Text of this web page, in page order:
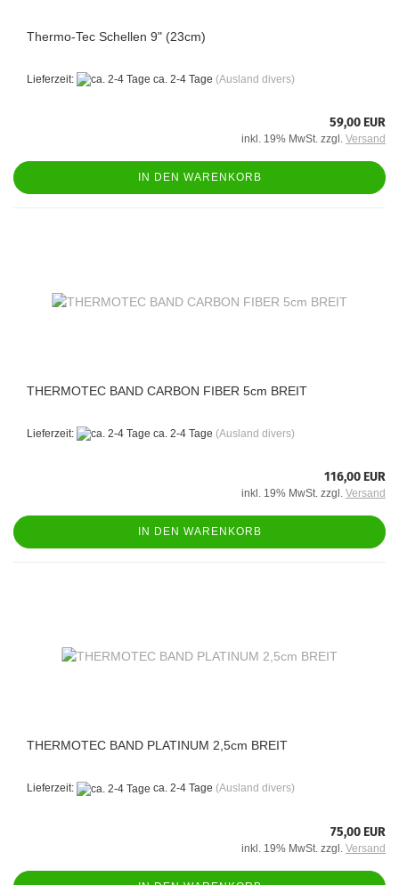
Thermo-Tec Schellen 9" (23cm)
Lieferzeit: ca. 2-4 Tage (Ausland divers)
59,00 EUR
inkl. 19% MwSt. zzgl. Versand
IN DEN WARENKORB
THERMOTEC BAND CARBON FIBER 5cm BREIT
Lieferzeit: ca. 2-4 Tage (Ausland divers)
116,00 EUR
inkl. 19% MwSt. zzgl. Versand
IN DEN WARENKORB
THERMOTEC BAND PLATINUM 2,5cm BREIT
Lieferzeit: ca. 2-4 Tage (Ausland divers)
75,00 EUR
inkl. 19% MwSt. zzgl. Versand